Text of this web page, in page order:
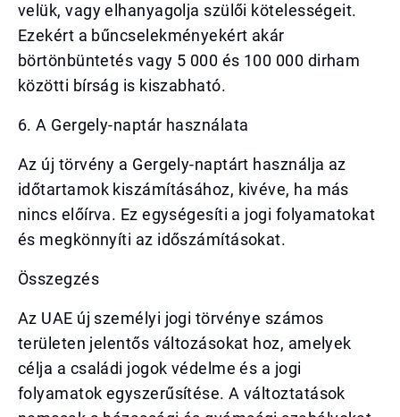
velük, vagy elhanyagolja szülői kötelességeit.
Ezekért a bűncselekményekért akár
börtönbüntetés vagy 5 000 és 100 000 dirham
közötti bírság is kiszabható.
6. A Gergely-naptár használata
Az új törvény a Gergely-naptárt használja az
időtartamok kiszámításához, kivéve, ha más
nincs előírva. Ez egységesíti a jogi folyamatokat
és megkönnyíti az időszámításokat.
Összegzés
Az UAE új személyi jogi törvénye számos
területen jelentős változásokat hoz, amelyek
célja a családi jogok védelme és a jogi
folyamatok egyszerűsítése. A változtatások